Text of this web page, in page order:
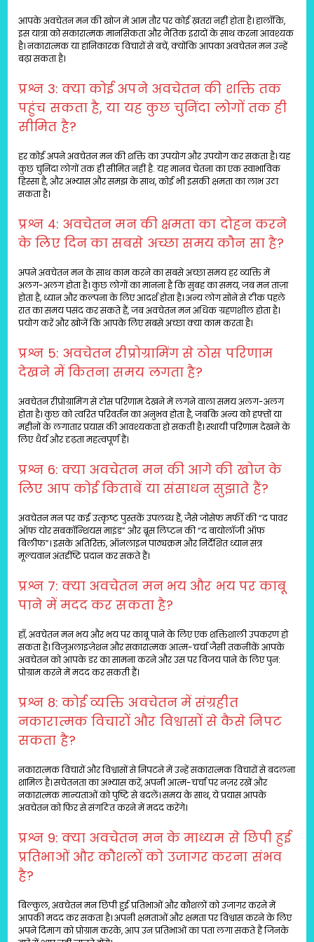
आपके अवचेतन मन की खोज में आम तौर पर कोई ख़तरा नहीं होता है। हालाँकि,
इस यात्रा को सकारात्मक मानसिकता और नैतिक इरादों के साथ करना आवश्यक
है। नकारात्मक या हानिकारक विचारों से बचें, क्योंकि आपका अवचेतन मन उन्हें
बढ़ा सकता है।
प्रश्न 3: क्या कोई अपने अवचेतन की शक्ति तक
पहुंच सकता है, या यह कुछ चुनिंदा लोगों तक ही
सीमित है?
हर कोई अपने अवचेतन मन की शक्ति का उपयोग और उपयोग कर सकता है। यह
कुछ चुनिंदा लोगों तक ही सीमित नहीं है. यह मानव चेतना का एक स्वाभाविक
हिस्सा है, और अभ्यास और समझ के साथ, कोई भी इसकी क्षमता का लाभ उठा
सकता है।
प्रश्न 4: अवचेतन मन की क्षमता का दोहन करने
के लिए दिन का सबसे अच्छा समय कौन सा है?
अपने अवचेतन मन के साथ काम करने का सबसे अच्छा समय हर व्यक्ति में
अलग-अलग होता है। कुछ लोगों का मानना ​​है कि सुबह का समय, जब मन ताज़ा
होता है, ध्यान और कल्पना के लिए आदर्श होता है। अन्य लोग सोने से ठीक पहले
रात का समय पसंद कर सकते हैं, जब अवचेतन मन अधिक ग्रहणशील होता है।
प्रयोग करें और खोजें कि आपके लिए सबसे अच्छा क्या काम करता है।
प्रश्न 5: अवचेतन रीप्रोग्रामिंग से ठोस परिणाम
देखने में कितना समय लगता है?
अवचेतन रीप्रोग्रामिंग से ठोस परिणाम देखने में लगने वाला समय अलग-अलग
होता है। कुछ को त्वरित परिवर्तन का अनुभव होता है, जबकि अन्य को हफ्तों या
महीनों के लगातार प्रयास की आवश्यकता हो सकती है। स्थायी परिणाम देखने के
लिए धैर्य और दृढ़ता महत्वपूर्ण हैं।
प्रश्न 6: क्या अवचेतन मन की आगे की खोज के
लिए आप कोई किताबें या संसाधन सुझाते हैं?
अवचेतन मन पर कई उत्कृष्ट पुस्तकें उपलब्ध हैं, जैसे जोसेफ मर्फी की “द पावर
ऑफ योर सबकॉन्शियस माइंड” और ब्रूस लिप्टन की “द बायोलॉजी ऑफ
बिलीफ”। इसके अतिरिक्त, ऑनलाइन पाठ्यक्रम और निर्देशित ध्यान सत्र
मूल्यवान अंतर्दृष्टि प्रदान कर सकते हैं।
प्रश्न 7: क्या अवचेतन मन भय और भय पर काबू
पाने में मदद कर सकता है?
हाँ, अवचेतन मन भय और भय पर काबू पाने के लिए एक शक्तिशाली उपकरण हो
सकता है। विज़ुअलाइज़ेशन और सकारात्मक आत्म-चर्चा जैसी तकनीकें आपके
अवचेतन को आपके डर का सामना करने और उस पर विजय पाने के लिए पुन:
प्रोग्राम करने में मदद कर सकती हैं।
प्रश्न 8: कोई व्यक्ति अवचेतन में संग्रहीत
नकारात्मक विचारों और विश्वासों से कैसे निपट
सकता है?
नकारात्मक विचारों और विश्वासों से निपटने में उन्हें सकारात्मक विचारों से बदलना
शामिल है। सचेतनता का अभ्यास करें, अपनी आत्म-चर्चा पर नज़र रखें और
नकारात्मक मान्यताओं को पुष्टि से बदलें। समय के साथ, ये प्रयास आपके
अवचेतन को फिर से संगठित करने में मदद करेंगे।
प्रश्न 9: क्या अवचेतन मन के माध्यम से छिपी हुई
प्रतिभाओं और कौशलों को उजागर करना संभव
है?
बिल्कुल, अवचेतन मन छिपी हुई प्रतिभाओं और कौशलों को उजागर करने में
आपकी मदद कर सकता है। अपनी क्षमताओं और क्षमता पर विश्वास करने के लिए
अपने दिमाग को प्रोग्राम करके, आप उन प्रतिभाओं का पता लगा सकते हैं जिनके